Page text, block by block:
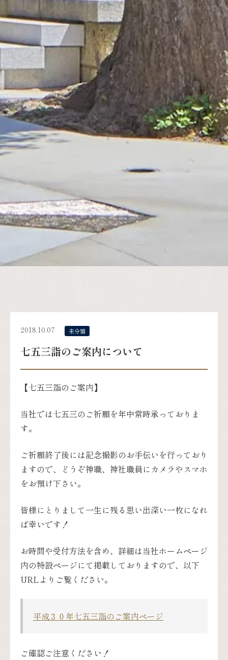
2018.10.07 未分類
七五三詣のご案内について
【七五三詣のご案内】
当社では七五三のご祈願を年中常時承っておりま
す。
ご祈願終了後には記念撮影のお手伝いを行っており
ますので、どうぞ神職、神社職員にカメラやスマホ
をお預け下さい。
皆様にとりまして一生に残る思い出深い一枚になれ
ば幸いです！
お時間や受付方法を含め、詳細は当社ホームページ
内の特設ページにて掲載しておりますので、以下
URLよりご覧ください。
平成３０年七五三詣のご案内ページ
ご確認ご注意ください！